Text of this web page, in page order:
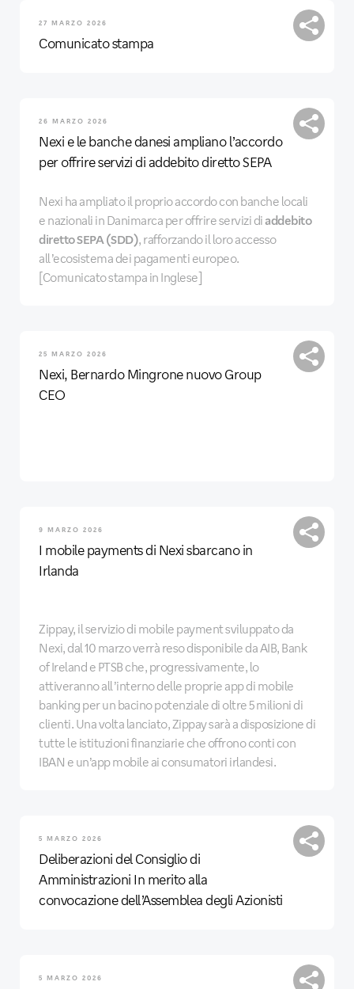
27 MARZO 2026
Comunicato stampa
26 MARZO 2026
Nexi e le banche danesi ampliano l’accordo
per offrire servizi di addebito diretto SEPA
Nexi ha ampliato il proprio accordo con banche locali
e nazionali in Danimarca per offrire servizi di addebito
diretto SEPA (SDD), rafforzando il loro accesso
all’ecosistema dei pagamenti europeo.
[Comunicato stampa in Inglese]
25 MARZO 2026
Nexi, Bernardo Mingrone nuovo Group
CEO
9 MARZO 2026
I mobile payments di Nexi sbarcano in
Irlanda
Zippay, il servizio di mobile payment sviluppato da
Nexi, dal 10 marzo verrà reso disponibile da AIB, Bank
of Ireland e PTSB che, progressivamente, lo
attiveranno all’interno delle proprie app di mobile
banking per un bacino potenziale di oltre 5 milioni di
clienti. Una volta lanciato, Zippay sarà a disposizione di
tutte le istituzioni finanziarie che offrono conti con
IBAN e un’app mobile ai consumatori irlandesi.
5 MARZO 2026
Deliberazioni del Consiglio di
Amministrazioni In merito alla
convocazione dell’Assemblea degli Azionisti
5 MARZO 2026